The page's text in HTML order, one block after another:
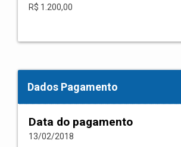
R$ 1.200,00
Dados Pagamento
Data do pagamento
13/02/2018